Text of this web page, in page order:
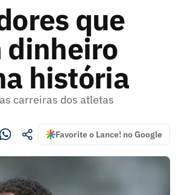
que
dinheiro
história
carreiras dos atletas
Favorite o Lance! no Google